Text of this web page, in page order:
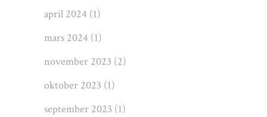
april 2024 (1)
mars 2024 (1)
november 2023 (2)
oktober 2023 (1)
september 2023 (1)